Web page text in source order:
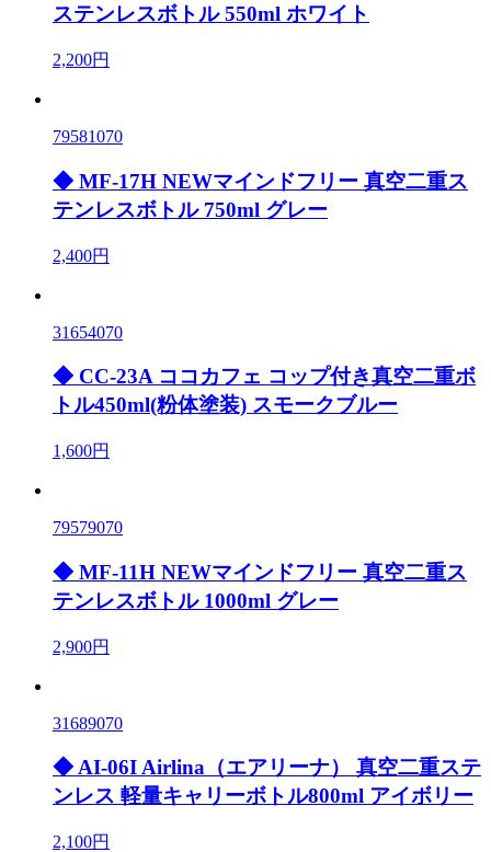
ステンレスボトル 550ml ホワイト
2,200円
79581070
◆ MF-17H NEWマインドフリー 真空二重ス
テンレスボトル 750ml グレー
2,400円
31654070
◆ CC-23A ココカフェ コップ付き真空二重ボ
トル450ml(粉体塗装) スモークブルー
1,600円
79579070
◆ MF-11H NEWマインドフリー 真空二重ス
テンレスボトル 1000ml グレー
2,900円
31689070
◆ AI-06I Airlina（エアリーナ） 真空二重ステ
ンレス 軽量キャリーボトル800ml アイボリー
2,100円